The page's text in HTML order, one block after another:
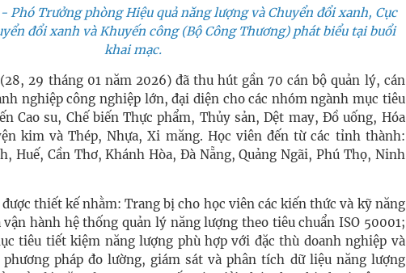
Phó Trưởng phòng Hiệu quả năng lượng và Chuyển đổi xanh, Cục
đổi xanh và Khuyến công (Bộ Công Thương)phát biểu tại buổi
khai mạc.
29 tháng 01 năm 2026) đã thu hút gần 70 cán bộ quản lý, cán
nghiệp công nghiệp lớn, đại diện cho các nhóm ngành mục tiêu
Cao su, Chế biến Thực phẩm, Thủy sản, Dệt may, Đồ uống, Hóa
kim và Thép, Nhựa, Xi măng. Học viên đến từ các tỉnh thành:
Huế, Cần Thơ, Khánh Hòa, Đà Nẵng, Quảng Ngãi, Phú Thọ, Ninh
thiết kế nhằm: Trang bị cho học viên các kiến thức và kỹ năng
hành hệ thống quản lý năng lượng theo tiêu chuẩn ISO 50001;
tiêu tiết kiệm năng lượng phù hợp với đặc thù doanh nghiệp và
phương pháp đo lường, giám sát và phân tích dữ liệu năng lượng